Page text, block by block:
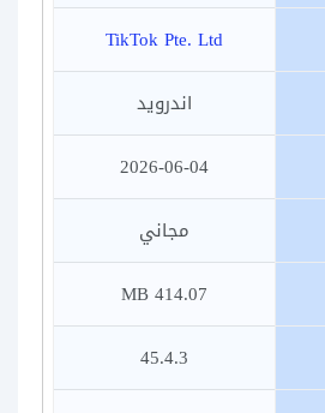
TikTok Pte. Ltd
اندرويد
2026-06-04
مجاني
414.07 MB
45.4.3